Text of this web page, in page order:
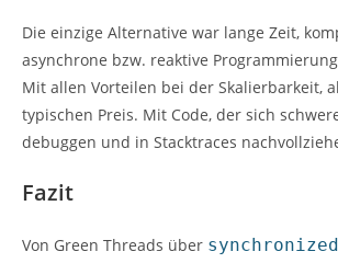
Die einzige Alternative war lange Zeit,
asynchrone bzw. reaktive
Mit allen Vorteilen bei der Skalierbarkeit,
typischen Preis. Mit Code, der sich
debuggen und in Stacktraces
Fazit
Von Green Threads über synchronized